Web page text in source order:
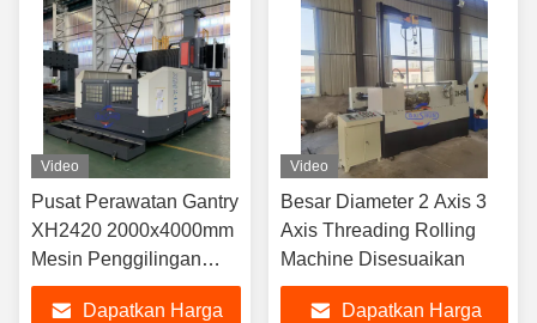
Video
Pusat Perawatan Gantry
XH2420 2000x4000mm
Mesin Penggilingan
CNC
Dapatkan Harga
Video
Besar Diameter 2 Axis 3
Axis Threading Rolling
Machine Disesuaikan
Dapatkan Harga